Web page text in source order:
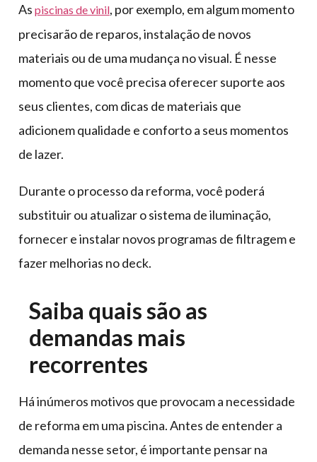
As piscinas de vinil, por exemplo, em algum momento
precisarão de reparos, instalação de novos
materiais ou de uma mudança no visual. É nesse
momento que você precisa oferecer suporte aos
seus clientes, com dicas de materiais que
adicionem qualidade e conforto a seus momentos
de lazer.
Durante o processo da reforma, você poderá
substituir ou atualizar o sistema de iluminação,
fornecer e instalar novos programas de filtragem e
fazer melhorias no deck.
Saiba quais são as
demandas mais
recorrentes
Há inúmeros motivos que provocam a necessidade
de reforma em uma piscina. Antes de entender a
demanda nesse setor, é importante pensar na